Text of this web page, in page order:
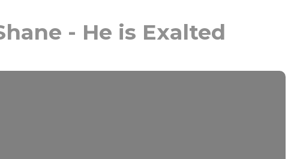
- He is Exalted